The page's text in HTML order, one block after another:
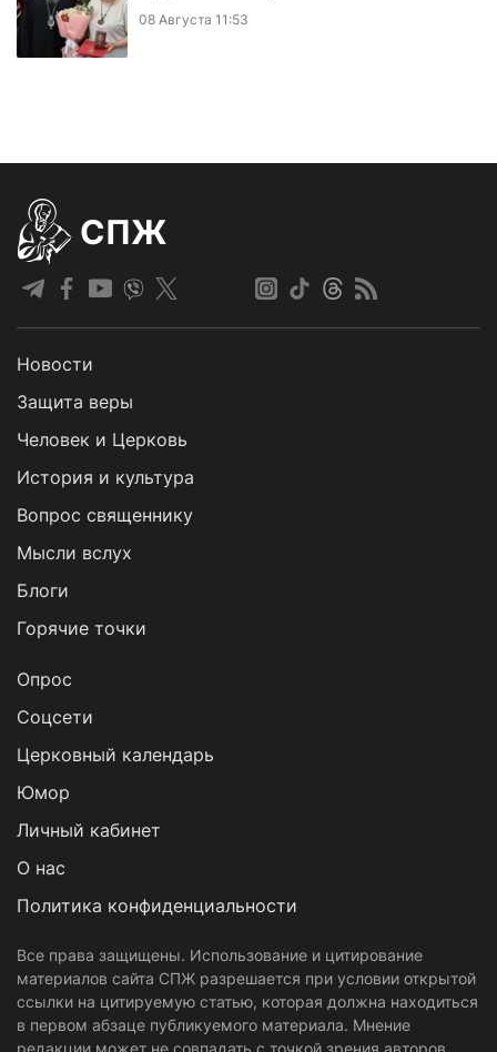
08 Августа 11:53
СПЖ
Новости
Защита веры
Человек и Церковь
История и культура
Вопрос священнику
Мысли вслух
Блоги
Горячие точки
Опрос
Cоцсети
Церковный календарь
Юмор
Личный кабинет
О нас
Политика конфиденциальности
Все права защищены. Использование и цитирование
материалов сайта СПЖ разрешается при условии открытой
ссылки на цитируемую статью, которая должна находиться
в первом абзаце публикуемого материала. Мнение